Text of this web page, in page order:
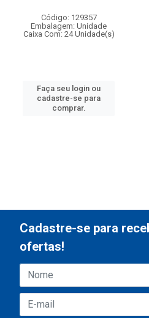
Código: 129357
Embalagem: Unidade
Caixa Com: 24 Unidade(s)
Faça seu login ou
cadastre-se para
comprar.
Cadastre-se para
ofertas!